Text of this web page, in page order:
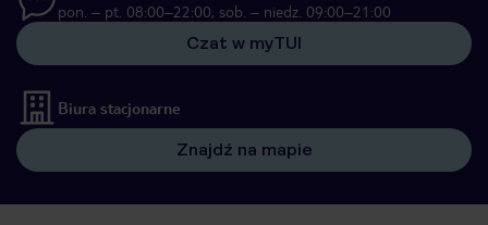
pon. – pt. 08:00–22:00, sob. – niedz. 09:00–21:00
Czat w myTUI
Biura stacjonarne
Znajdź na mapie